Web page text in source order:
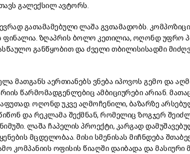
გალექსილ ავტორს.
გათამამებული ლაშა გვთამადობს.
ფინალია. ზღაპრის ბოლო კეთილია, ოღონდ უფრო
განწყობით და ძველი თბილისისადმი
მათგანს აერთიანებს ვნება იპოვოს გემო და
წარმომადგენლებიც ამბიციურები არიან.
ოღონდ უკვე აღმოჩენილი, ბაზარზე
და რეკლამა შექმნან, რომელიც ზოგჯერ
ლაშა ჩაპელის პროექტი, კარგად
მცდელობაა. მისი სმენისას მიჩნდება
კომპანიის ოფისის წიაღში დაიბადა და მასიური